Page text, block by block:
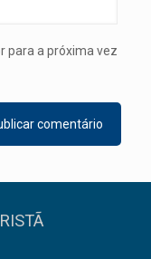
para a próxima vez